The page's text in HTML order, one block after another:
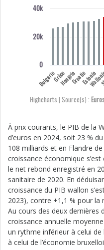
0
20k
40k
Highcharts | Source(s) :
BulgarieGrèceHongrieCroatieEstonie
À prix courants, le PIB de la
d’euros en 2024, soit 23 %
108 milliards et en Flandre
croissance économique
le net rebond enregistré en
sanitaire de 2020. En
croissance du PIB wallon
2023), contre +1,1 % pour la
Au cours des deux dernières
croissance annuelle
un rythme inférieur à celui
à celui de l’économie